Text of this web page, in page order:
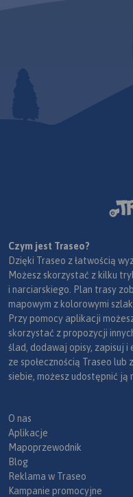
Czym jest Traseo?
Dzięki Traseo z łatwością
Możesz skorzystać z kilku
i narciarskiego. Plan trasy
mapowym z kolorowymi
Przy pomocy aplikacji
skorzystać z propozycji
ślad, dodawaj opisy, zapisuj
ze społecznością Traseo
siebie, możesz udostępnić
O nas
Aplikacje
Mapoprzewodnik
Blog
Reklama w Traseo
Kampanie promocyjne